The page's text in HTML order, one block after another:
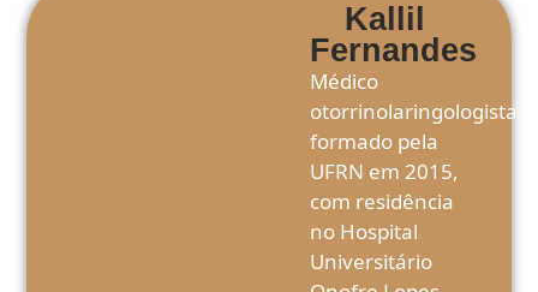
Kallil
Fernandes
Médico
otorrinolaringologista
formado pela
UFRN em 2015,
com residência
no Hospital
Universitário